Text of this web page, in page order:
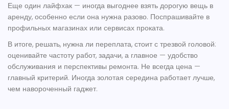
Еще один лайфхак — иногда выгоднее взять дорогую вещь в
аренду, особенно если она нужна разово. Поспрашивайте в
профильных магазинах или сервисах проката.
В итоге, решать, нужна ли переплата, стоит с трезвой головой:
оценивайте частоту работ, задачи, а главное — удобство
обслуживания и перспективы ремонта. Не всегда цена —
главный критерий. Иногда золотая середина работает лучше,
чем навороченный гаджет.